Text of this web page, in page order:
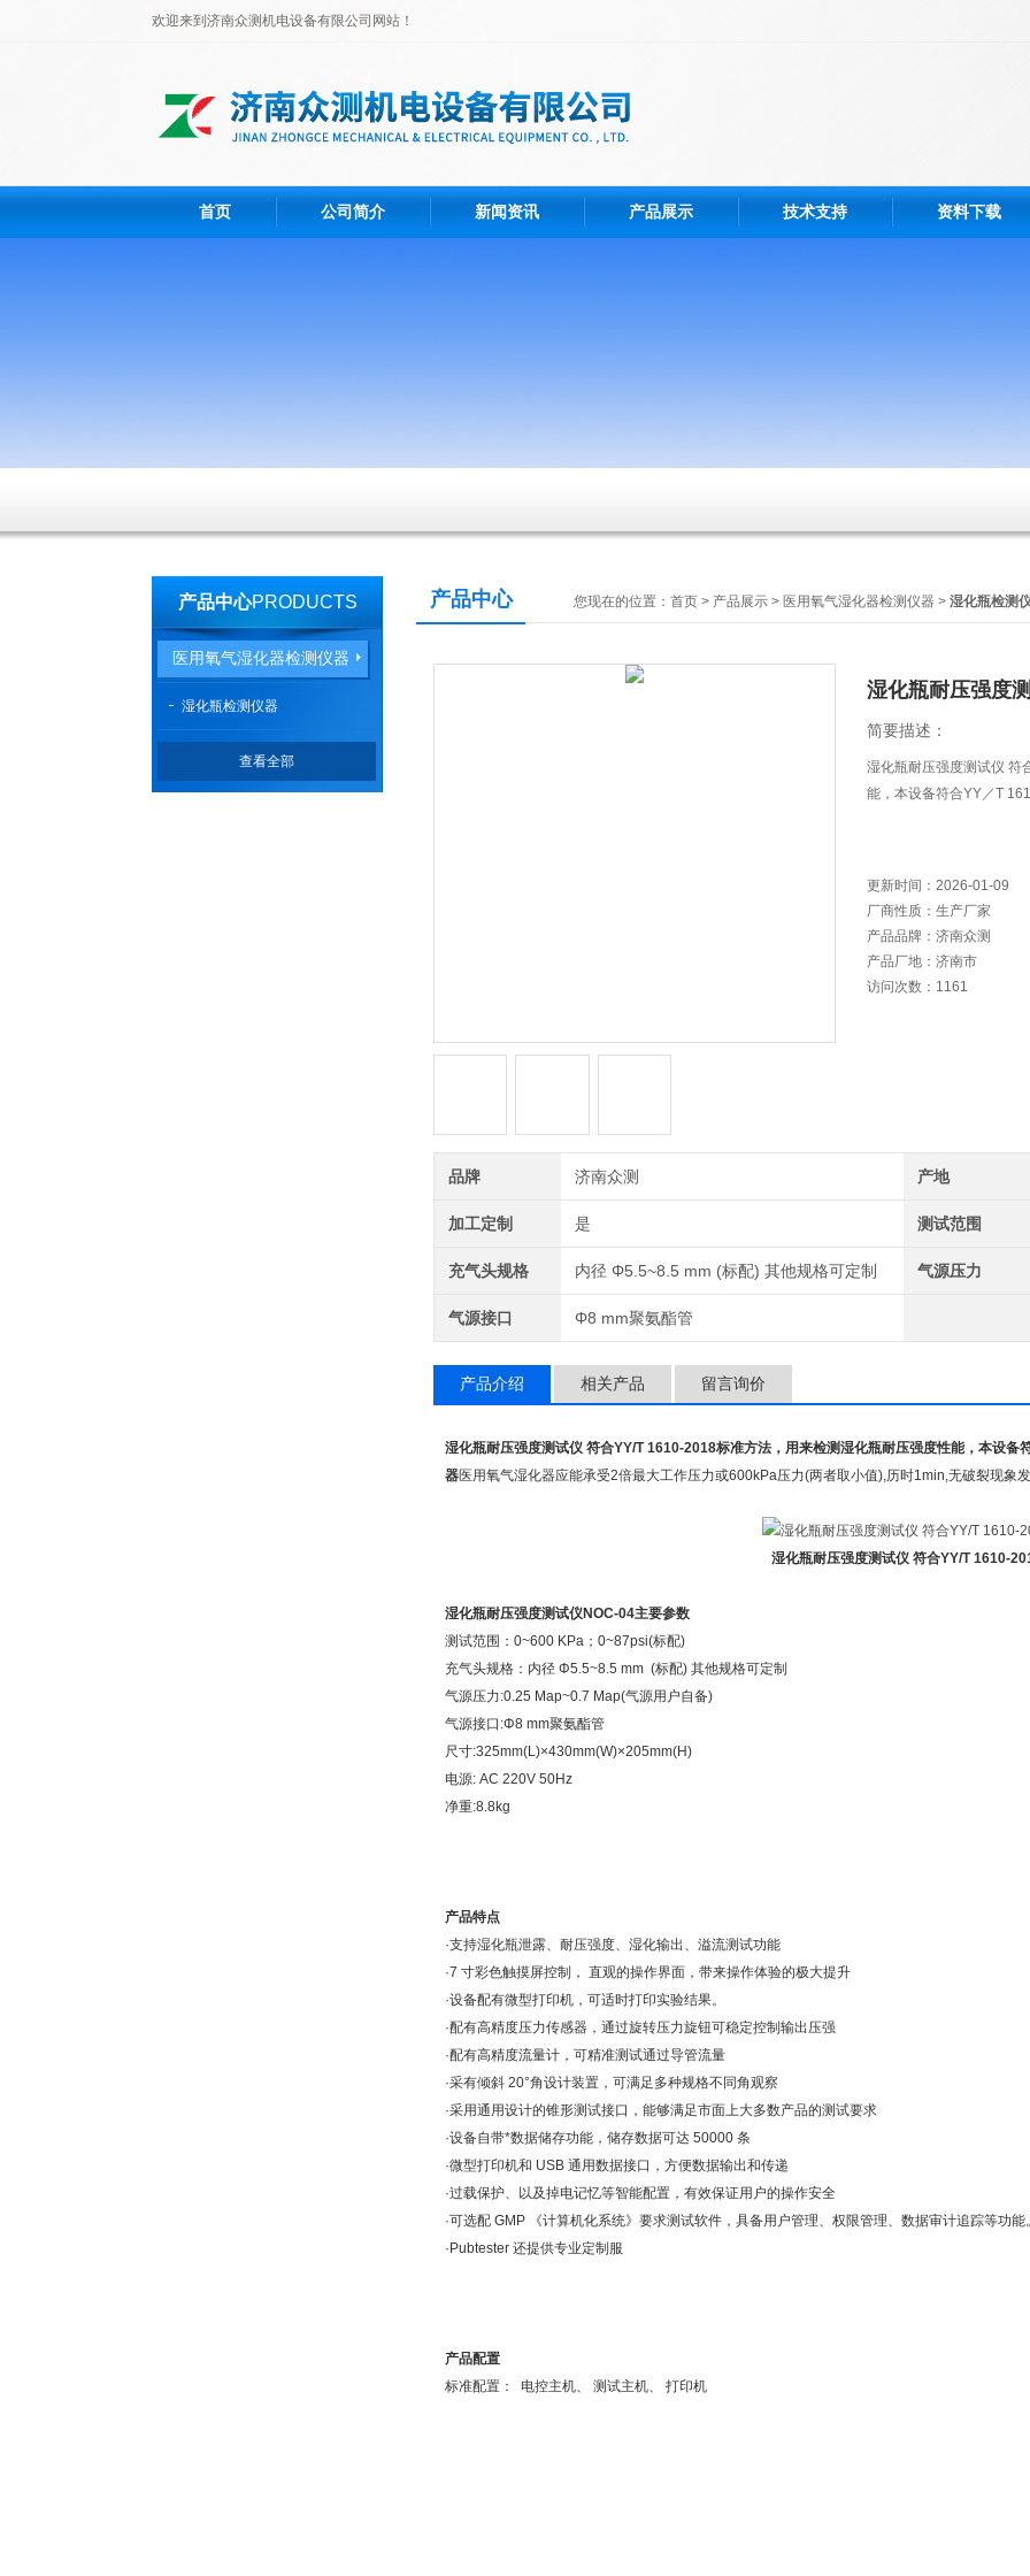
欢迎来到济南众测机电设备有限公司网站！
首页 公司简介 新闻资讯 产品展示 技术支持 资料下载
产品中心PRODUCTS
医用氧气湿化器检测仪器
湿化瓶检测仪器
查看全部
产品中心 您现在的位置： 首页 > 产品展示 > 医用氧气湿化器检测仪器 > 湿化瓶检测
湿化瓶耐压强度
简要描述：
湿化瓶耐压强度测试仪 符
能，本设备符合YY／T
更新时间： 2026-01-09
厂商性质： 生产厂家
产品品牌： 济南众测
产品厂地： 济南市
访问次数： 1161
品牌 济南众测 产地
加工定制 是 测试范围
充气头规格 内径 Φ5.5~8.5 mm (标配) 其他规格可定制 气源压力
气源接口 Φ8 mm聚氨酯管
产品介绍 相关产品 留言询价
湿化瓶耐压强度测试仪 符合YY/T 1610-2018标准方法，用来检测湿化瓶耐压强度性能，本设
器医用氧气湿化器应能承受2倍最大工作压力或600kPa压力(两者取小值),历时1min,无破裂现象
湿化瓶耐压强度测试仪 符合YY/T 1610-
湿化瓶耐压强度测试仪NOC-04主要参数
测试范围：0~600 KPa；0~87psi(标配)
充气头规格：内径 Φ5.5~8.5 mm (标配) 其他规格可定制
气源压力:0.25 Map~0.7 Map(气源用户自备)
气源接口:Φ8 mm聚氨酯管
尺寸:325mm(L)×430mm(W)×205mm(H)
电源: AC 220V 50Hz
净重:8.8kg
产品特点
·支持湿化瓶泄露、耐压强度、湿化输出、溢流测试功能
·7 寸彩色触摸屏控制， 直观的操作界面，带来操作体验的极大提升
·设备配有微型打印机，可适时打印实验结果。
·配有高精度压力传感器，通过旋转压力旋钮可稳定控制输出压强
·配有高精度流量计，可精准测试通过导管流量
·采有倾斜 20°角设计装置，可满足多种规格不同角观察
·采用通用设计的锥形测试接口，能够满足市面上大多数产品的测试要求
·设备自带*数据储存功能，储存数据可达 50000 条
·微型打印机和 USB 通用数据接口，方便数据输出和传递
·过载保护、以及掉电记忆等智能配置，有效保证用户的操作安全
·可选配 GMP 《计算机化系统》要求测试软件，具备用户管理、权限管理、数据审计追踪等功能
·Pubtester 还提供专业定制服
产品配置
标准配置： 电控主机、 测试主机、 打印机